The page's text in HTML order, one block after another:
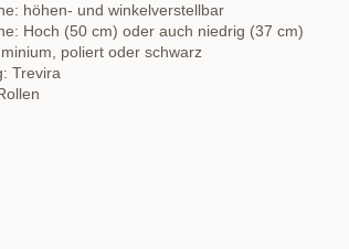
höhen- und winkelverstellbar
Hoch (50 cm) oder auch niedrig (37 cm)
poliert oder schwarz
Trevira